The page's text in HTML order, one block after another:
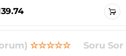
☆☆☆☆☆ Soru Sor